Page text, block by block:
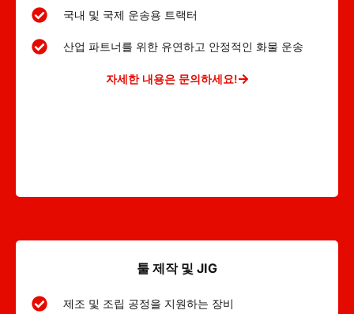
국내 및 국제 운송용 트랙터
산업 파트너를 위한 유연하고 안정적인 화물 운송
자세한 내용은 문의하세요!
툴 제작 및 JIG
제조 및 조립 공정을 지원하는 장비